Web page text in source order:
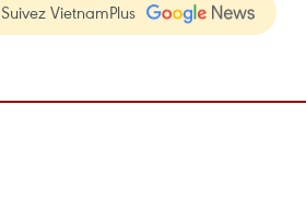
Suivez VietnamPlus